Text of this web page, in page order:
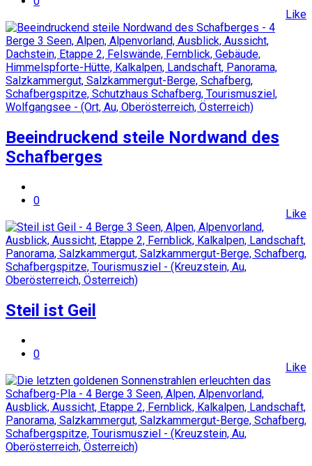
Like
Beeindruckend steile Nordwand des
Schafberges
0
Like
Steil ist Geil
0
Like